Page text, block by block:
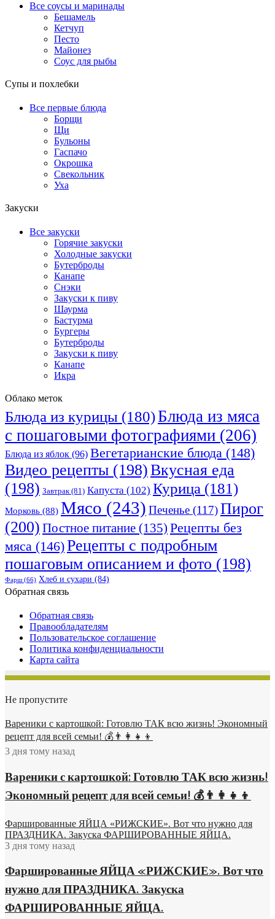
Все соусы и маринады
Бешамель
Кетчуп
Песто
Майонез
Соус для рыбы
Супы и похлебки
Все первые блюда
Борщи
Щи
Бульоны
Гаспачо
Окрошка
Свекольник
Уха
Закуски
Все закуски
Горячие закуски
Холодные закуски
Бутерброды
Канапе
Снэки
Закуски к пиву
Шаурма
Бастурма
Бургеры
Бутерброды
Закуски к пиву
Канапе
Икра
Облако меток
Блюда из курицы (180)Блюда из мяса
с пошаговыми фотографиями (206)
Блюда из яблок (96) Вегетарианские блюда (148)
Видео рецепты (198)Вкусная еда
(198) Завтрак(81) Капуста (102) Курица (181)
Морковь (88) Мясо (243) Печенье (117)Пирог
(200) Постное питание (135) Рецепты без
мяса (146)Рецепты с подробным
пошаговым описанием и фото (198)
Фарш(66) Хлеб и сухари (84)
Обратная связь
Обратная связь
Правообладателям
Пользовательское соглашение
Политика конфиденциальности
Карта сайта
Не пропустите
Вареники с картошкой: Готовлю ТАК всю жизнь! Экономный
рецепт для всей семьи! 💰👨👩👧👦
3 дня тому назад
Вареники с картошкой: Готовлю ТАК всю жизнь!
Экономный рецепт для всей семьи! 💰👨👩👧👦
Фаршированные ЯЙЦА «РИЖСКИЕ». Вот что нужно для
ПРАЗДНИКА. Закуска ФАРШИРОВАННЫЕ ЯЙЦА.
3 дня тому назад
Фаршированные ЯЙЦА «РИЖСКИЕ». Вот что
нужно для ПРАЗДНИКА. Закуска
ФАРШИРОВАННЫЕ ЯЙЦА.